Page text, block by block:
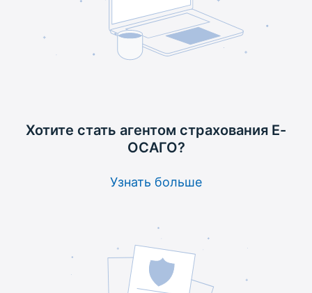
Хотите стать агентом страхования Е-
ОСАГО?
Узнать больше